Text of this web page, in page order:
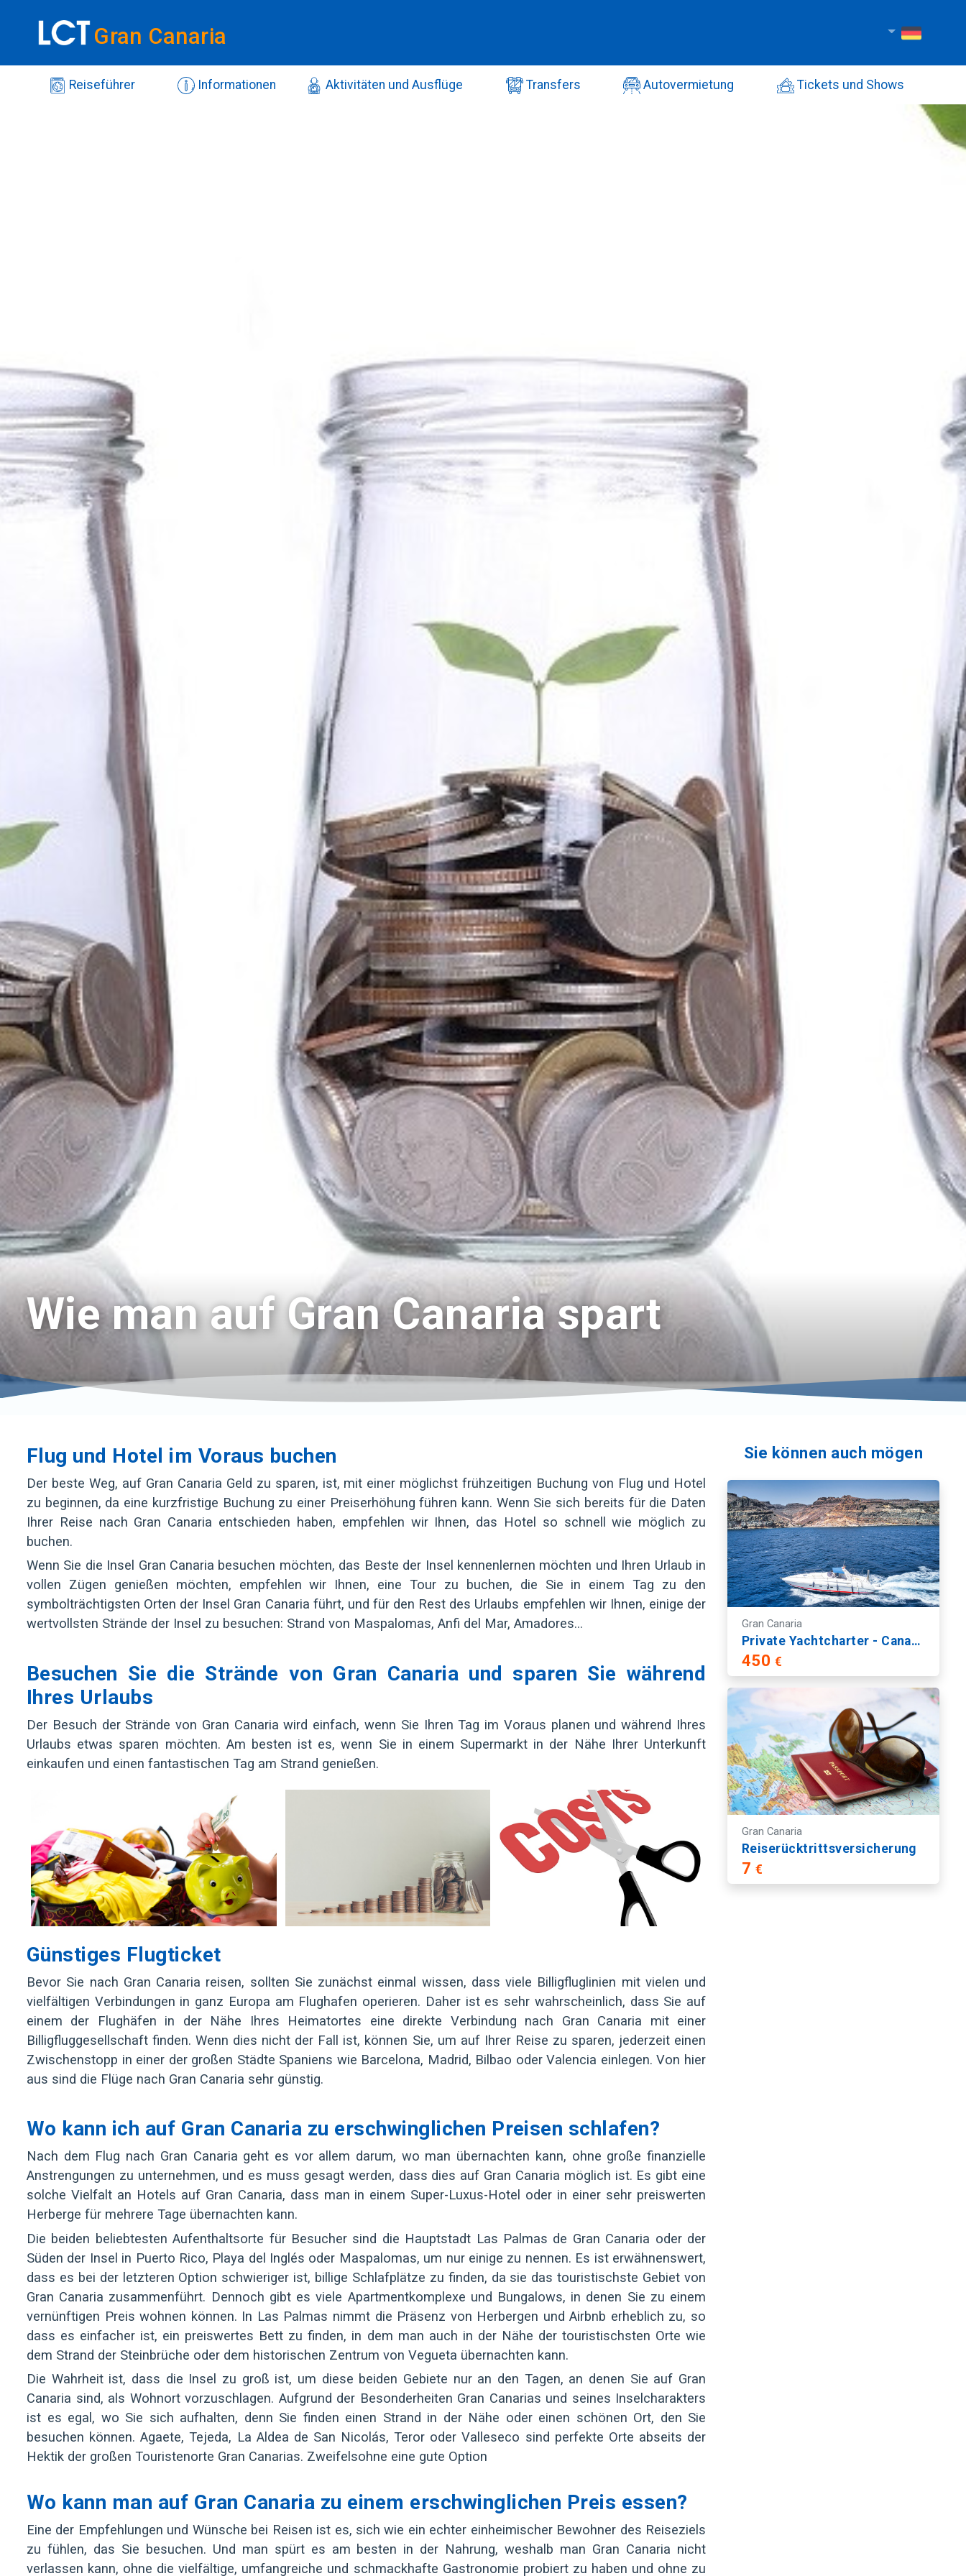
Gran Canaria
Reiseführer Informationen Aktivitäten und Ausflüge Transfers Autovermietung Tickets und Shows
Wie man auf Gran Canaria spart
Flug und Hotel im Voraus buchen
Der beste Weg, auf Gran Canaria Geld zu sparen, ist, mit einer möglichst frühzeitigen Buchung von Flug und Hotel
zu beginnen, da eine kurzfristige Buchung zu einer Preiserhöhung führen kann. Wenn Sie sich bereits für die Daten
Ihrer Reise nach Gran Canaria entschieden haben, empfehlen wir Ihnen, das Hotel so schnell wie möglich zu
buchen.
Wenn Sie die Insel Gran Canaria besuchen möchten, das Beste der Insel kennenlernen möchten und Ihren Urlaub in
vollen Zügen genießen möchten, empfehlen wir Ihnen, eine Tour zu buchen, die Sie in einem Tag zu den
symbolträchtigsten Orten der Insel Gran Canaria führt, und für den Rest des Urlaubs empfehlen wir Ihnen, einige der
wertvollsten Strände der Insel zu besuchen: Strand von Maspalomas, Anfi del Mar, Amadores...
Besuchen Sie die Strände von Gran Canaria und sparen Sie während
Ihres Urlaubs
Der Besuch der Strände von Gran Canaria wird einfach, wenn Sie Ihren Tag im Voraus planen und während Ihres
Urlaubs etwas sparen möchten. Am besten ist es, wenn Sie in einem Supermarkt in der Nähe Ihrer Unterkunft
einkaufen und einen fantastischen Tag am Strand genießen.
Günstiges Flugticket
Bevor Sie nach Gran Canaria reisen, sollten Sie zunächst einmal wissen, dass viele Billigfluglinien mit vielen und
vielfältigen Verbindungen in ganz Europa am Flughafen operieren. Daher ist es sehr wahrscheinlich, dass Sie auf
einem der Flughäfen in der Nähe Ihres Heimatortes eine direkte Verbindung nach Gran Canaria mit einer
Billigfluggesellschaft finden. Wenn dies nicht der Fall ist, können Sie, um auf Ihrer Reise zu sparen, jederzeit einen
Zwischenstopp in einer der großen Städte Spaniens wie Barcelona, Madrid, Bilbao oder Valencia einlegen. Von hier
aus sind die Flüge nach Gran Canaria sehr günstig.
Wo kann ich auf Gran Canaria zu erschwinglichen Preisen schlafen?
Nach dem Flug nach Gran Canaria geht es vor allem darum, wo man übernachten kann, ohne große finanzielle
Anstrengungen zu unternehmen, und es muss gesagt werden, dass dies auf Gran Canaria möglich ist. Es gibt eine
solche Vielfalt an Hotels auf Gran Canaria, dass man in einem Super-Luxus-Hotel oder in einer sehr preiswerten
Herberge für mehrere Tage übernachten kann.
Die beiden beliebtesten Aufenthaltsorte für Besucher sind die Hauptstadt Las Palmas de Gran Canaria oder der
Süden der Insel in Puerto Rico, Playa del Inglés oder Maspalomas, um nur einige zu nennen. Es ist erwähnenswert,
dass es bei der letzteren Option schwieriger ist, billige Schlafplätze zu finden, da sie das touristischste Gebiet von
Gran Canaria zusammenführt. Dennoch gibt es viele Apartmentkomplexe und Bungalows, in denen Sie zu einem
vernünftigen Preis wohnen können. In Las Palmas nimmt die Präsenz von Herbergen und Airbnb erheblich zu, so
dass es einfacher ist, ein preiswertes Bett zu finden, in dem man auch in der Nähe der touristischsten Orte wie
dem Strand der Steinbrüche oder dem historischen Zentrum von Vegueta übernachten kann.
Die Wahrheit ist, dass die Insel zu groß ist, um diese beiden Gebiete nur an den Tagen, an denen Sie auf Gran
Canaria sind, als Wohnort vorzuschlagen. Aufgrund der Besonderheiten Gran Canarias und seines Inselcharakters
ist es egal, wo Sie sich aufhalten, denn Sie finden einen Strand in der Nähe oder einen schönen Ort, den Sie
besuchen können. Agaete, Tejeda, La Aldea de San Nicolás, Teror oder Valleseco sind perfekte Orte abseits der
Hektik der großen Touristenorte Gran Canarias. Zweifelsohne eine gute Option
Wo kann man auf Gran Canaria zu einem erschwinglichen Preis essen?
Eine der Empfehlungen und Wünsche bei Reisen ist es, sich wie ein echter einheimischer Bewohner des Reiseziels
zu fühlen, das Sie besuchen. Und man spürt es am besten in der Nahrung, weshalb man Gran Canaria nicht
verlassen kann, ohne die vielfältige, umfangreiche und schmackhafte Gastronomie probiert zu haben und ohne zu
Sie können auch mögen
Gran Canaria
Private Yachtcharter - Canary Yatch
450 €
Gran Canaria
Reiserücktrittsversicherung
7 €